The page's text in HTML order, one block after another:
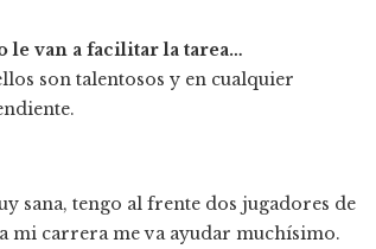
le van a facilitar la tarea…
son talentosos y en cualquier
sana, tengo al frente dos jugadores de
mi carrera me va ayudar muchísimo.